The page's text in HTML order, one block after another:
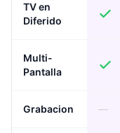
TV en
Diferido
Multi-
Pantalla
Grabacion —